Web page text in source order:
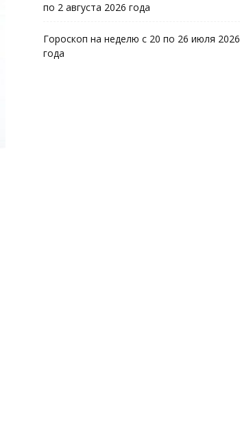
по 2 августа 2026 года
Гороскоп на неделю с 20 по 26 июля 2026
года